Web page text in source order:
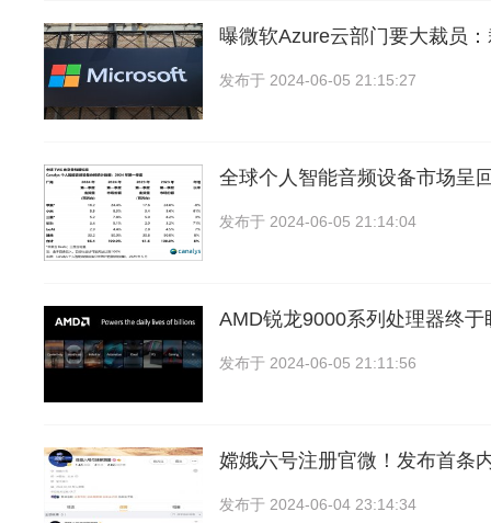
曝微软Azure云部门要大裁员
发布于 2024-06-05 21:15:27
全球个人智能音频设备市场呈
发布于 2024-06-05 21:14:04
AMD锐龙9000系列处理器终
发布于 2024-06-05 21:11:56
嫦娥六号注册官微！发布首条
发布于 2024-06-04 23:14:34